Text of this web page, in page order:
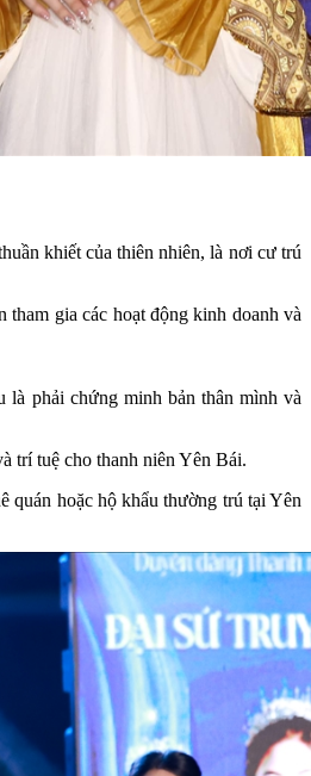
khiết của thiên nhiên, là nơi cư trú
gia các hoạt động kinh doanh và
phải chứng minh bản thân mình và
trí tuệ cho thanh niên Yên Bái.
hoặc hộ khẩu thường trú tại Yên